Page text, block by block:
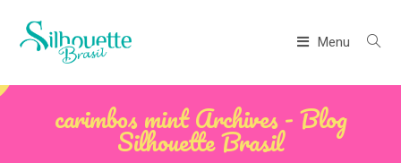
Menu
carimbos mint Archives - Blog
Silhouette Brasil